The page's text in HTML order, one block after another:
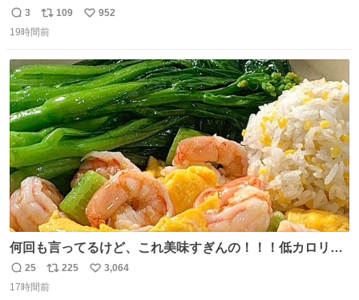
でPOP UP STOREがオープンするとのこと…皆さんお怪
我なくお買い物を🙏 写真は2026/5/21 ロードショーの前日
返
信
3
リ
ポ
ト
数
109
い
数
952
19時間前
何回も言ってるけど、これ美味すぎんの！！！低カロリー
で満足感エグいから一生食べてる😭
返
信
25
リ
ポ
225
い
3,064
17時間前